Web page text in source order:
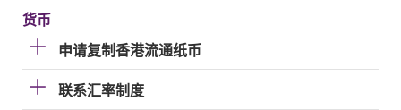
货币
申请复制香港流通纸币
联系汇率制度